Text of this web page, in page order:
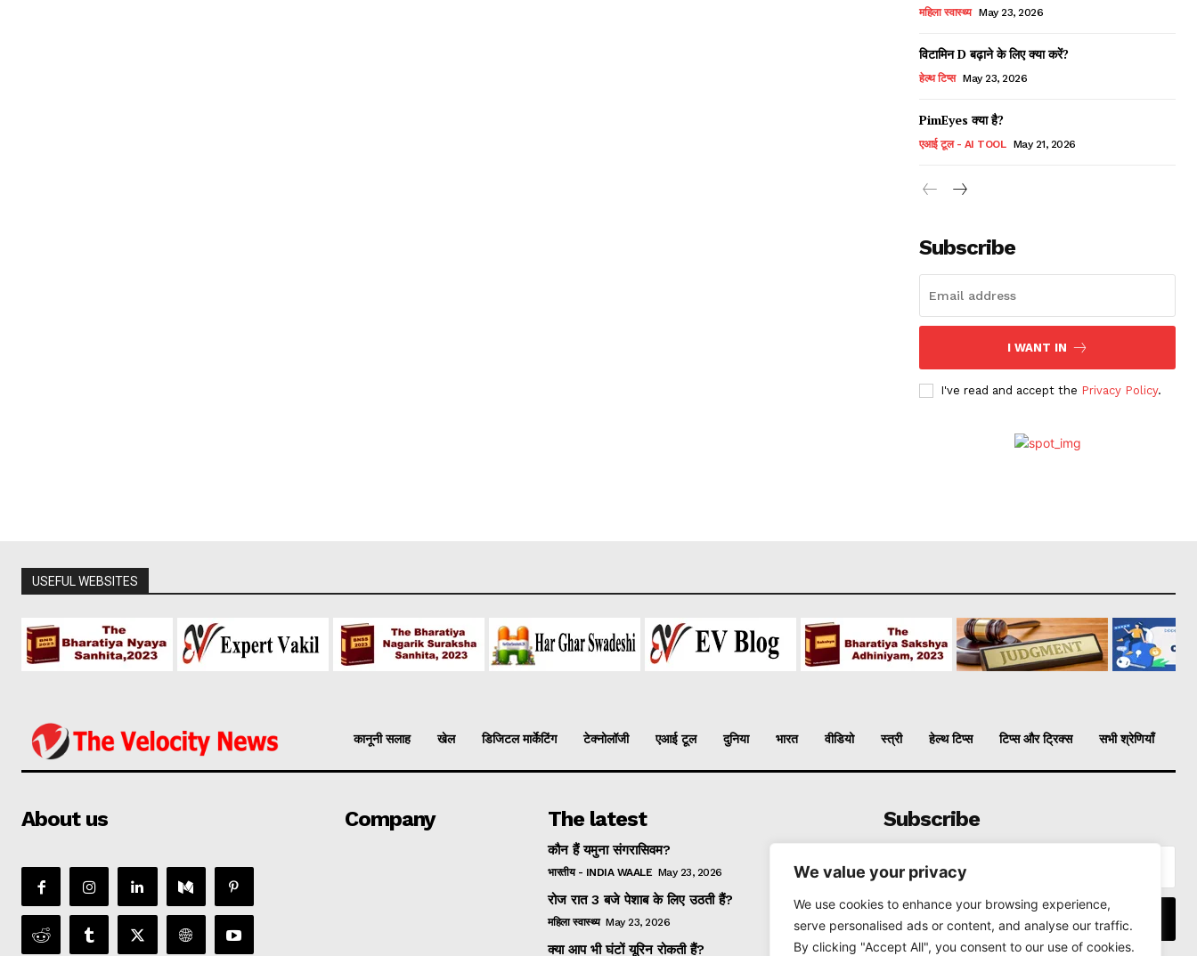
We value your privacy
We use cookies to enhance your browsing experience,
serve personalised ads or content, and analyse our traffic.
By clicking "Accept All", you consent to our use of cookies.
महिला स्वास्थ्य May 23, 2026
विटामिन D बढ़ाने के लिए क्या करें?
हेल्थ टिप्स May 23, 2026
PimEyes क्या है?
एआई टूल - AI TOOL May 21, 2026
Subscribe
I WANT IN
I've read and accept the Privacy Policy.
USEFUL WEBSITES
कानूनी सलाह खेल डिजिटल मार्केटिंग टेक्नोलॉजी एआई टूल दुनिया भारत वीडियो स्त्री हेल्थ टिप्स टिप्स और ट्रिक्स सभी श्रेणियाँ
About us Company The latest
कौन हैं यमुना संगरासिवम?
भारतीय - INDIA WAALE May 23, 2026
रोज रात 3 बजे पेशाब के लिए उठती हैं?
महिला स्वास्थ्य May 23, 2026
क्या आप भी घंटों यूरिन रोकती हैं?
Subscribe
I WANT IN